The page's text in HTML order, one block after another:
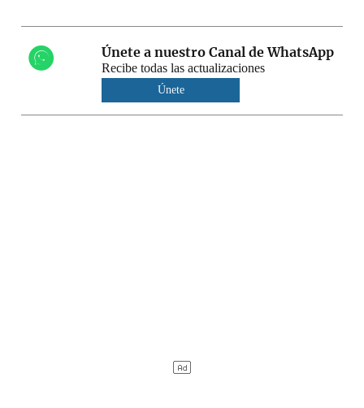
Únete a nuestro Canal de WhatsApp
Recibe todas las actualizaciones
Únete